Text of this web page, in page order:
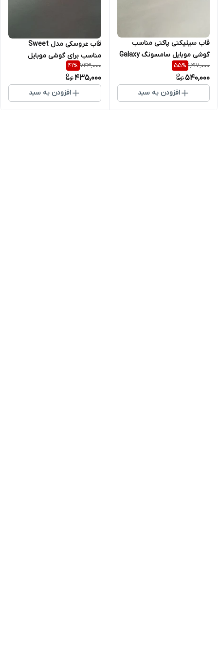
قاب سیلیکنی پاکنی مناسب
گوشی موبایل سامسونگ Galaxy
S22 Ultra
1,217,000
55%
540,000
افزودن به سبد
قاب عروسکی مدل Sweet
مناسب برای گوشی موبایل
سامسونگ Galaxy S22 Ultra
743,000
41%
435,000
افزودن به سبد